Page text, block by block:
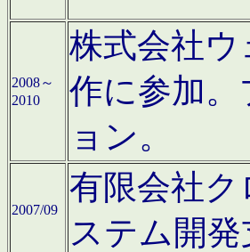
2008～
2010
株式会社ウ
作に参加
ョン。
2007/09
有限会社
ステム開